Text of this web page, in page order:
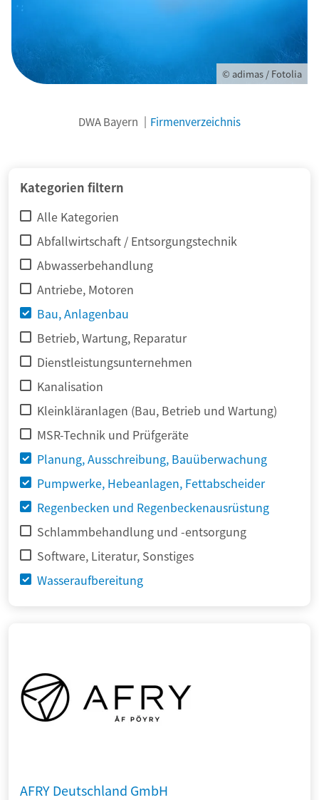
© adimas / Fotolia
DWA Bayern Firmenverzeichnis
Kategorien filtern
Alle Kategorien
Abfallwirtschaft / Entsorgungstechnik
Abwasserbehandlung
Antriebe, Motoren
Bau, Anlagenbau
Betrieb, Wartung, Reparatur
Dienstleistungsunternehmen
Kanalisation
Kleinkläranlagen (Bau, Betrieb und Wartung)
MSR-Technik und Prüfgeräte
Planung, Ausschreibung, Bauüberwachung
Pumpwerke, Hebeanlagen, Fettabscheider
Regenbecken und Regenbeckenausrüstung
Schlammbehandlung und -entsorgung
Software, Literatur, Sonstiges
Wasseraufbereitung
AFRY Deutschland GmbH